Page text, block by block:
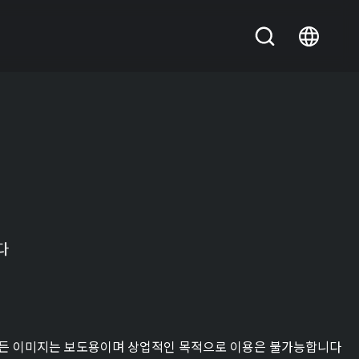
이미지는 보도용이며 상업적인 목적으로 이용은 불가능합니다